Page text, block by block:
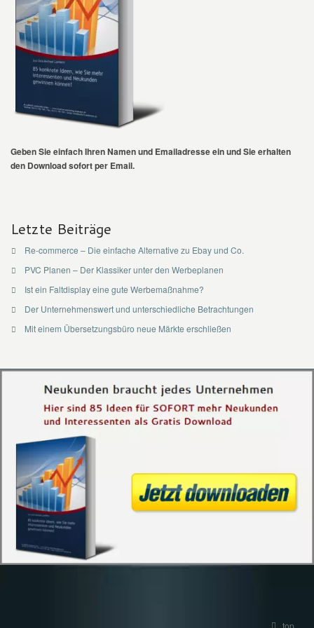
Geben Sie einfach Ihren Namen und Emailadresse ein und Sie erhalten
den Download sofort per Email.
Letzte Beiträge
Re-commerce – Die einfache Alternative zu Ebay und Co.
PVC Planen – Der Klassiker unter den Werbeplanen
Ist ein Faltdisplay eine gute Werbemaßnahme?
Der Unternehmenswert und unterschiedliche Betrachtungen
Mit einem Übersetzungsbüro neue Märkte erschließen
top